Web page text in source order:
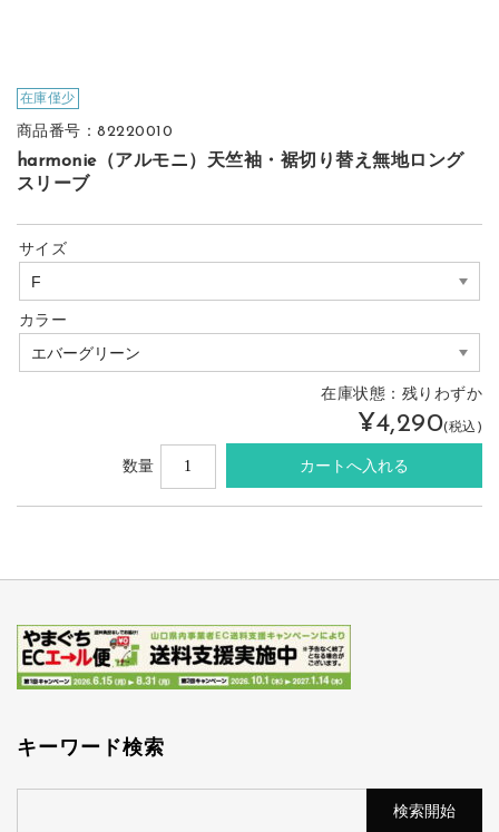
在庫僅少
商品番号：82220010
harmonie（アルモニ）天竺袖・裾切り替え無地ロング
スリーブ
サイズ
カラー
在庫状態： 残りわずか
¥4,290(税込)
数量
キーワード検索